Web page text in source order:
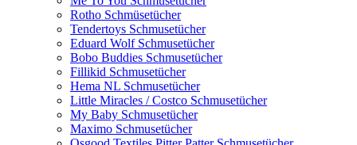
Rotho Schmüsetücher
Tendertoys Schmusetücher
Eduard Wolf Schmusetücher
Bobo Buddies Schmusetücher
Fillikid Schmusetücher
Hema NL Schmusetücher
Little Miracles / Costco Schmusetücher
My Baby Schmusetücher
Maximo Schmusetücher